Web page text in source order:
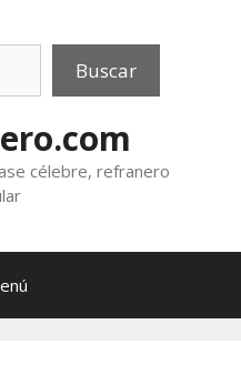
Buscar
célebre, refranero